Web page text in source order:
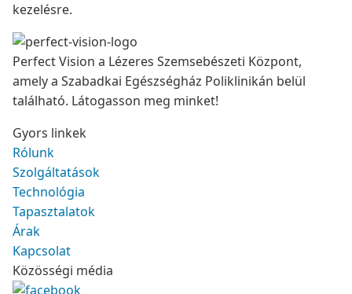
kezelésre.
Perfect Vision a Lézeres Szemsebészeti Központ,
amely a Szabadkai Egészségház Poliklinikán belül
található. Látogasson meg minket!
Gyors linkek
Rólunk
Szolgáltatások
Technológia
Tapasztalatok
Árak
Kapcsolat
Közösségi média